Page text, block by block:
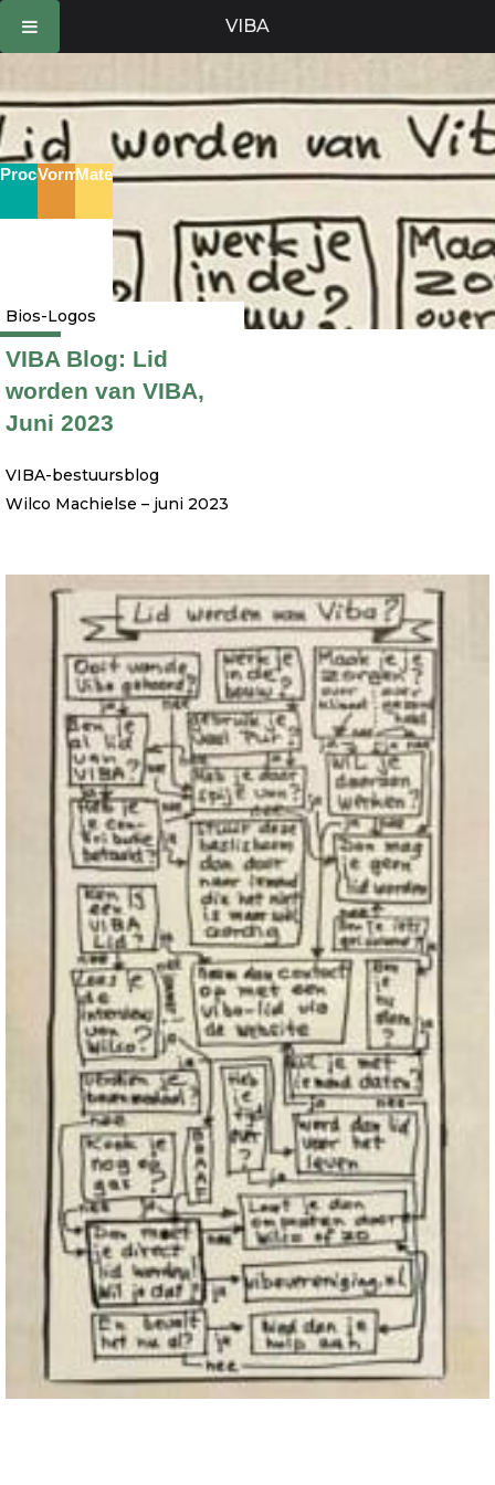
VIBA
inhoud
ProcesVormMaterie
Bios-Logos
VIBA Blog: Lid
worden van VIBA,
Juni 2023
VIBA-bestuursblog
Wilco Machielse – juni 2023